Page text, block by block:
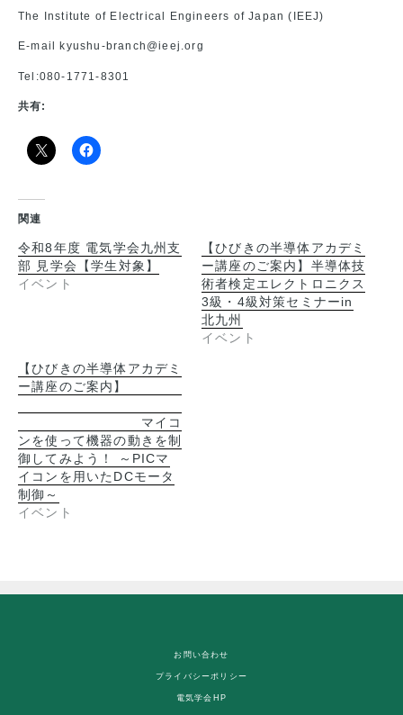
The Institute of Electrical Engineers of Japan (IEEJ)
E-mail kyushu-branch@ieej.org
Tel:080-1771-8301
共有:
関連
令和8年度 電気学会九州支
部 見学会【学生対象】
イベント
【ひびきの半導体アカデミ
ー講座のご案内】半導体技
術者検定エレクトロニクス
3級・4級対策セミナーin
北九州
イベント
【ひびきの半導体アカデミ
ー講座のご案内】
マイコ
ンを使って機器の動きを制
御してみよう！ ～PICマ
イコンを用いたDCモータ
制御～
イベント
お問い合わせ
プライバシーポリシー
電気学会HP